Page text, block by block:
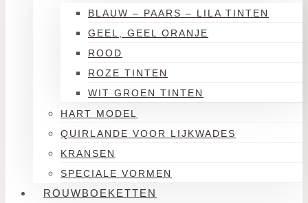
BLAUW – PAARS – LILA TINTEN
GEEL, GEEL ORANJE
ROOD
ROZE TINTEN
WIT GROEN TINTEN
HART MODEL
QUIRLANDE VOOR LIJKWADES
KRANSEN
SPECIALE VORMEN
ROUWBOEKETTEN